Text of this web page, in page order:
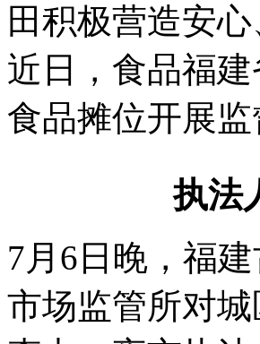
田积极营造安
近日，食品福
食品摊位开展
执法
7月6日晚，福
市场监管所对